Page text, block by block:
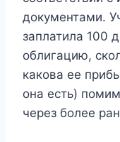
документами.
заплатила 100
облигацию,
какова ее
она есть)
через более